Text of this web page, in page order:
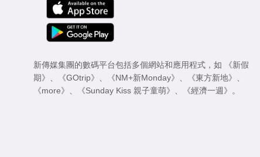
新傳媒集團的數碼平台包括多個網站和應用程式，如
《新假
期》
《GOtrip》 《NM+新Monday》 《東方新地》
《more》
《Sunday Kiss 親子童萌》 《經濟一週》 。